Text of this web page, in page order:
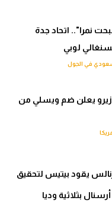
نمرا".. اتحاد جدة
لوبي
في الجول
يعلن ضم ويسلي من
يقود بيتيس لتحقيق
أرسنال بثلاثية وديا